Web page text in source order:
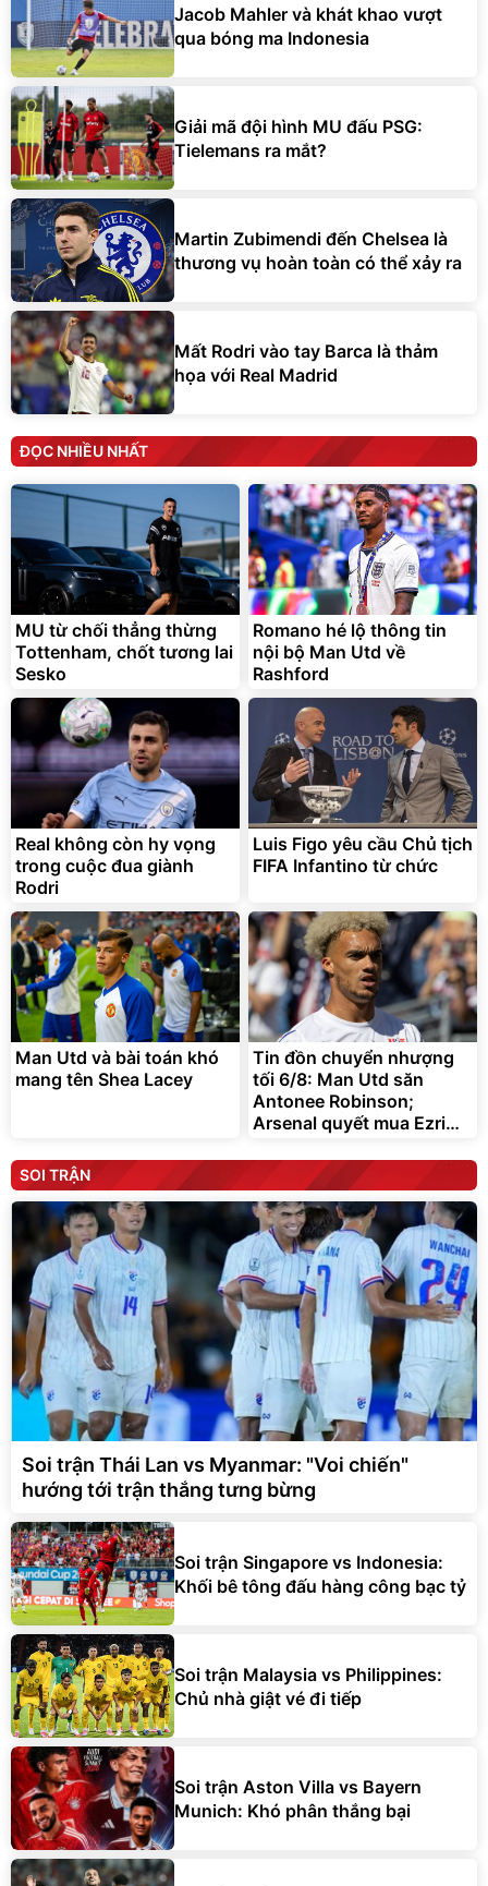
Jacob Mahler và khát khao vượt
qua bóng ma Indonesia
Giải mã đội hình MU đấu PSG:
Tielemans ra mắt?
Martin Zubimendi đến Chelsea là
thương vụ hoàn toàn có thể xảy ra
Mất Rodri vào tay Barca là thảm
họa với Real Madrid
ĐỌC NHIỀU NHẤT
MU từ chối thẳng thừng
Tottenham, chốt tương lai
Sesko
Romano hé lộ thông tin
nội bộ Man Utd về
Rashford
Real không còn hy vọng
trong cuộc đua giành
Rodri
Luis Figo yêu cầu Chủ tịch
FIFA Infantino từ chức
Man Utd và bài toán khó
mang tên Shea Lacey
Tin đồn chuyển nhượng
tối 6/8: Man Utd săn
Antonee Robinson;
Arsenal quyết mua Ezri
SOI TRẬN
Soi trận Thái Lan vs Myanmar: "Voi chiến"
hướng tới trận thắng tưng bừng
Soi trận Singapore vs Indonesia:
Khối bê tông đấu hàng công bạc tỷ
Soi trận Malaysia vs Philippines:
Chủ nhà giật vé đi tiếp
Soi trận Aston Villa vs Bayern
Munich: Khó phân thắng bại